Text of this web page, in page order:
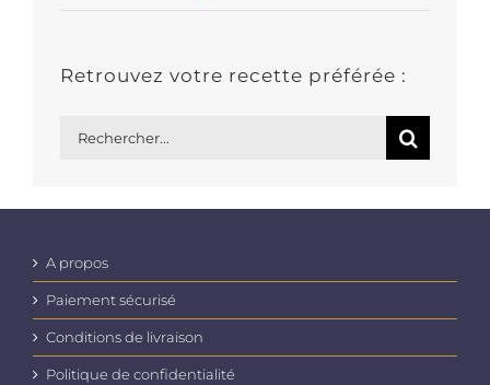
Retrouvez votre recette préférée :
A propos
Paiement sécurisé
Conditions de livraison
Politique de confidentialité